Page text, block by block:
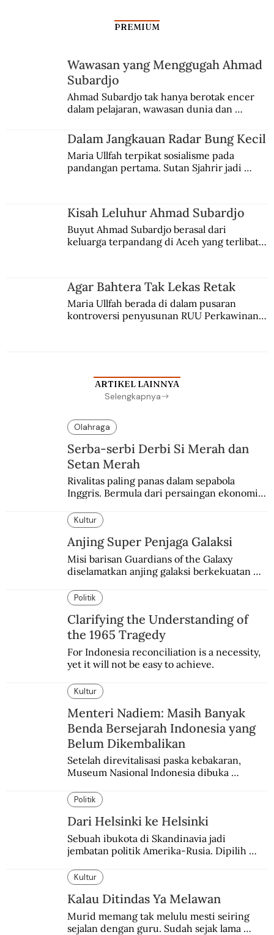
PREMIUM
Wawasan yang Menggugah Ahmad
Subardjo
Ahmad Subardjo tak hanya berotak encer
dalam pelajaran, wawasan dunia dan
Jules Verne, Multatuli, hingga Sun Yat-sen.
Dalam Jangkauan Radar Bung Kecil
Maria Ullfah terpikat sosialisme pada
pandangan pertama. Sutan Sjahrir jadi
Kisah Leluhur Ahmad Subardjo
Buyut Ahmad Subardjo berasal dari
keluarga terpandang di Aceh yang terlibat
Agar Bahtera Tak Lekas Retak
Maria Ullfah berada di dalam pusaran
kontroversi penyusunan RUU Perkawinan.
ARTIKEL LAINNYA
Selengkapnya
Olahraga
Serba-serbi Derbi Si Merah dan
Setan Merah
Rivalitas paling panas dalam sepabola
Inggris. Bermula dari persaingan ekonomi
Kultur
Anjing Super Penjaga Galaksi
Misi barisan Guardians of the Galaxy
diselamatkan anjing galaksi berkekuatan
si martir antariksa Soviet.
Politik
Clarifying the Understanding of
the 1965 Tragedy
For Indonesia reconciliation is a necessity,
yet it will not be easy to achieve.
Kultur
Menteri Nadiem: Masih Banyak
Benda Bersejarah Indonesia yang
Belum Dikembalikan
Setelah direvitalisasi paska kebakaran,
Museum Nasional Indonesia dibuka
Pameran Repatriasi 2024.
Politik
Dari Helsinki ke Helsinki
Sebuah ibukota di Skandinavia jadi
jembatan politik Amerika-Rusia. Dipilih
Kultur
Kalau Ditindas Ya Melawan
Murid memang tak melulu mesti seiring
sejalan dengan guru. Sudah sejak lama